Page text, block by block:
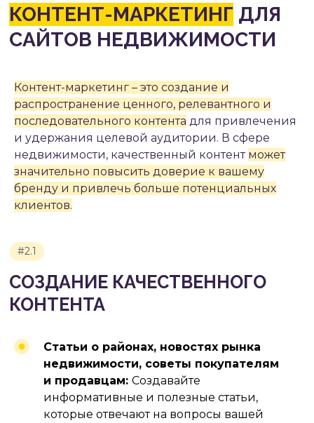
Контент-маркетинг – это создание и
распространение ценного, релевантного и
последовательного контента для привлечения
и удержания целевой аудитории. В сфере
недвижимости, качественный контент может
значительно повысить доверие к вашему
бренду и привлечь больше потенциальных
клиентов.
Статьи о районах, новостях рынка
недвижимости, советы покупателям
и продавцам: Создавайте
информативные и полезные статьи,
которые отвечают на вопросы вашей
КОНТЕКСТНАЯ РЕКЛАМА
В ПОИСКОВЫХ СИСТЕМАХ
(PPC)
GOOGLE ADS
#3.1